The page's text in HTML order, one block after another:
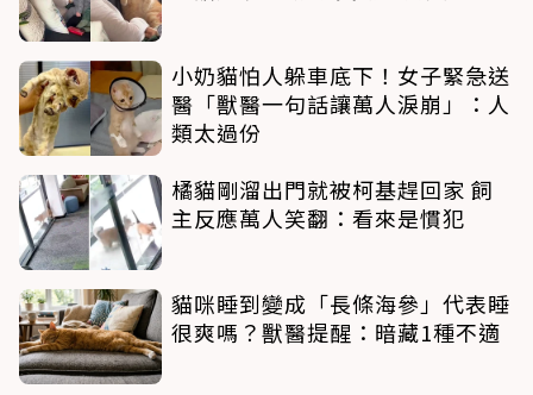
小奶貓怕人躲車底下！女子緊急送
醫「獸醫一句話讓萬人淚崩」：人
類太過份
橘貓剛溜出門就被柯基趕回家 飼
主反應萬人笑翻：看來是慣犯
貓咪睡到變成「長條海參」代表睡
很爽嗎？獸醫提醒：暗藏1種不適